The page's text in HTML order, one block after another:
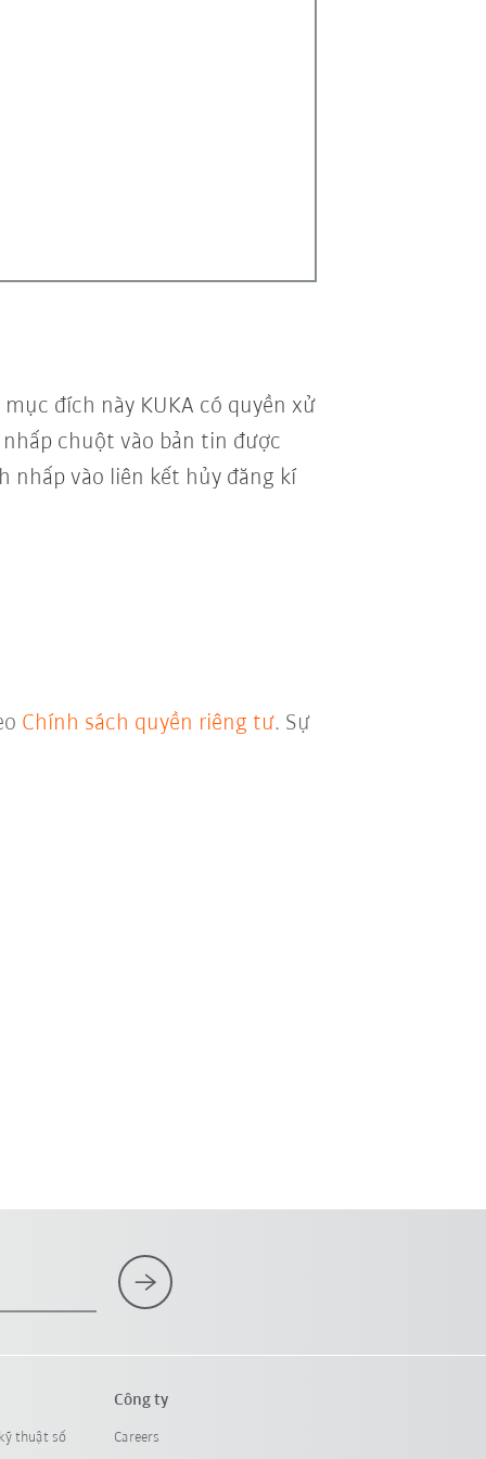
đích này KUKA có quyền xử
chuột vào bản tin được
nhấp vào liên kết hủy đăng kí
Chính sách quyền riêng tư. Sự
thuật số
Công ty
Careers